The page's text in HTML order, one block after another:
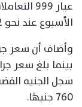
الأسبوع عند نحو 102 جنيه، بارتفاع قدره 2%.
760 جنيهًا.